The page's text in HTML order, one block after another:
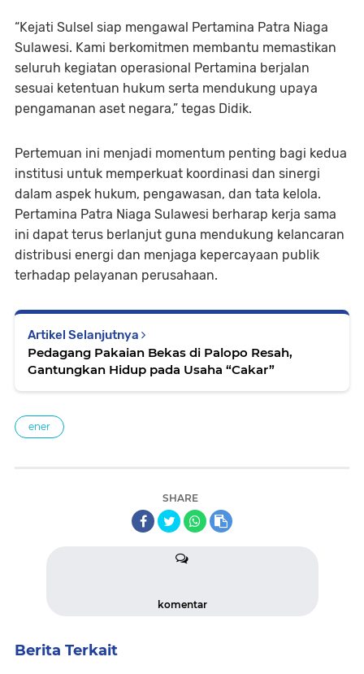
“Kejati Sulsel siap mengawal Pertamina Patra Niaga
Sulawesi. Kami berkomitmen membantu memastikan
seluruh kegiatan operasional Pertamina berjalan
sesuai ketentuan hukum serta mendukung upaya
pengamanan aset negara,” tegas Didik.
Pertemuan ini menjadi momentum penting bagi kedua
institusi untuk memperkuat koordinasi dan sinergi
dalam aspek hukum, pengawasan, dan tata kelola.
Pertamina Patra Niaga Sulawesi berharap kerja sama
ini dapat terus berlanjut guna mendukung kelancaran
distribusi energi dan menjaga kepercayaan publik
terhadap pelayanan perusahaan.
Artikel Selanjutnya
Pedagang Pakaian Bekas di Palopo Resah,
Gantungkan Hidup pada Usaha “Cakar”
ener
SHARE
komentar
Berita Terkait